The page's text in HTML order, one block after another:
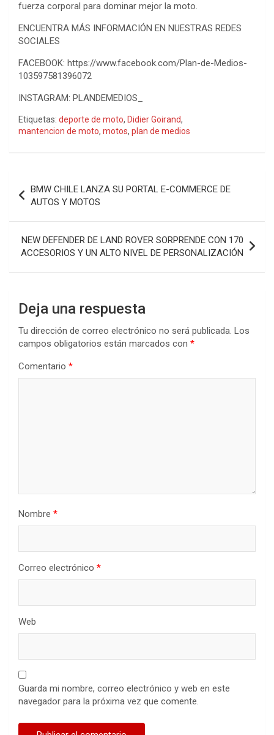
fuerza corporal para dominar mejor la moto.
ENCUENTRA MÁS INFORMACIÓN EN NUESTRAS REDES
SOCIALES
FACEBOOK: https://www.facebook.com/Plan-de-Medios-
103597581396072
INSTAGRAM: PLANDEMEDIOS_
Etiquetas: deporte de moto, Didier Goirand,
mantencion de moto, motos, plan de medios
de
entradas
BMW CHILE LANZA SU PORTAL E-COMMERCE DE
AUTOS Y MOTOS
NEW DEFENDER DE LAND ROVER SORPRENDE CON 170
ACCESORIOS Y UN ALTO NIVEL DE PERSONALIZACIÓN
Deja una respuesta
Tu dirección de correo electrónico no será publicada. Los
campos obligatorios están marcados con *
Comentario *
Nombre *
Correo electrónico *
Web
Guarda mi nombre, correo electrónico y web en este
navegador para la próxima vez que comente.